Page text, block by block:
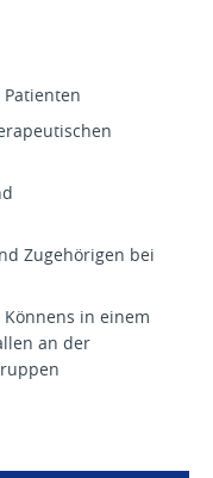
Zugehörigen bei
in einem
an der